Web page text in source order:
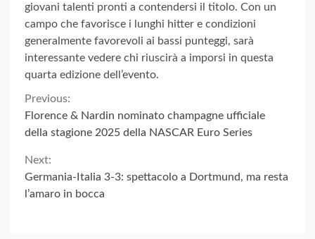
giovani talenti pronti a contendersi il titolo. Con un
campo che favorisce i lunghi hitter e condizioni
generalmente favorevoli ai bassi punteggi, sarà
interessante vedere chi riuscirà a imporsi in questa
quarta edizione dell’evento.
Continue
Reading
Previous:
Florence & Nardin nominato champagne ufficiale
della stagione 2025 della NASCAR Euro Series
Next:
Germania-Italia 3-3: spettacolo a Dortmund, ma resta
l’amaro in bocca